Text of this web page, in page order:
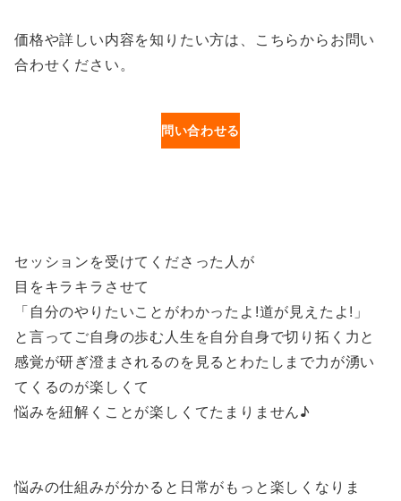
価格や詳しい内容を知りたい方は、こちらからお問い
合わせください。
問い合わせる
セッションを受けてくださった人が
目をキラキラさせて
「自分のやりたいことがわかったよ!道が見えたよ!」
と言ってご自身の歩む人生を自分自身で切り拓く力と
感覚が研ぎ澄まされるのを見るとわたしまで力が湧い
てくるのが楽しくて
悩みを紐解くことが楽しくてたまりません♪
悩みの仕組みが分かると日常がもっと楽しくなりま